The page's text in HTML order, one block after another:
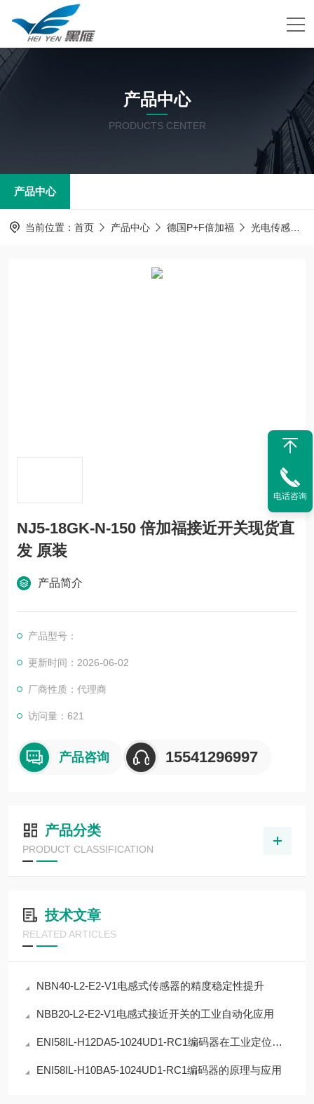
产品中心
PRODUCTS CENTER
产品中心
当前位置： 首页 产品中心 德国P+F倍加福 光电传感器
NJ5-18GK-N-150 倍加福接近开关现货直
发 原装
产品简介
产品型号：
更新时间：2026-06-02
厂商性质：代理商
访问量：621
产品咨询 15541296997
产品分类
PRODUCT CLASSIFICATION
技术文章
RELATED ARTICLES
NBN40-L2-E2-V1电感式传感器的精度稳定性提升
NBB20-L2-E2-V1电感式接近开关的工业自动化应用
ENI58IL-H12DA5-1024UD1-RC1编码器在工业定位中的应用
ENI58IL-H10BA5-1024UD1-RC1编码器的原理与应用
电话咨询